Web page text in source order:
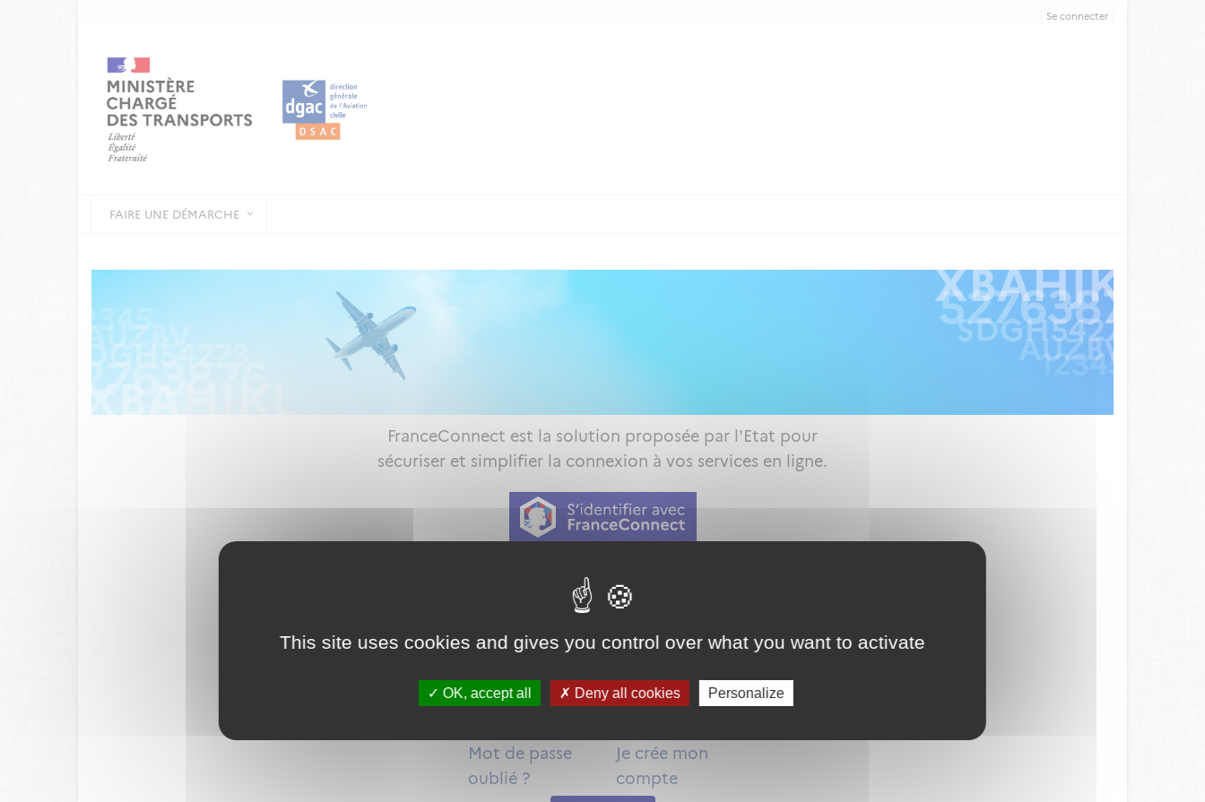
This site uses cookies and gives you control over what you want to activate
OK, accept all Deny all cookies Personalize
Se connecter
FAIRE UNE DÉMARCHE
FranceConnect est la solution proposée par l'Etat pour
sécuriser et simplifier la connexion à vos services en ligne.
ou
Mot de passe
oublié ?
Je crée mon
compte